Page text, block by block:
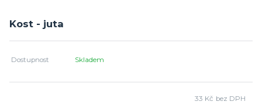
Kost - juta
Dostupnost Skladem
33 Kč bez DPH